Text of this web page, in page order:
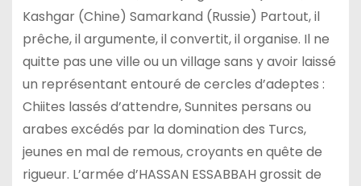
Kashgar (Chine) Samarkand (Russie) Partout, il
prêche, il argumente, il convertit, il organise. Il ne
quitte pas une ville ou un village sans y avoir laissé
un représentant entouré de cercles d’adeptes :
Chiites lassés d’attendre, Sunnites persans ou
arabes excédés par la domination des Turcs,
jeunes en mal de remous, croyants en quête de
rigueur. L’armée d’HASSAN ESSABBAH grossit de